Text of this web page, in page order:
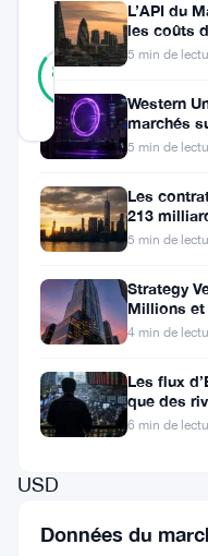
SCORE
85
RÉEL
Vérifié
47
Mis à jour 1 mois
nouveau
stablecoin
vient
faire
son
entrée.
USD
L’API du
les coûts
5 min de
Western
marchés
5 min de
Les
213
détenteurs
5 min de
Strategy
Millions et
Privilégiés
4 min de
Les flux
que des
de trading
6 min de
Données du